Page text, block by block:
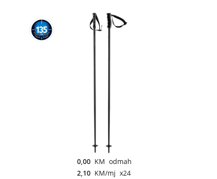
0,00 KM odmah
2,10 KM/mj x24